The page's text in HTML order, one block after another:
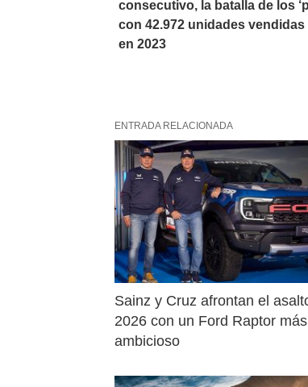
consecutivo, la batalla de los
con 42.972 unidades vendidas
en 2023
ENTRADA RELACIONADA
Sainz y Cruz afrontan el
2026 con un Ford Raptor
ambicioso